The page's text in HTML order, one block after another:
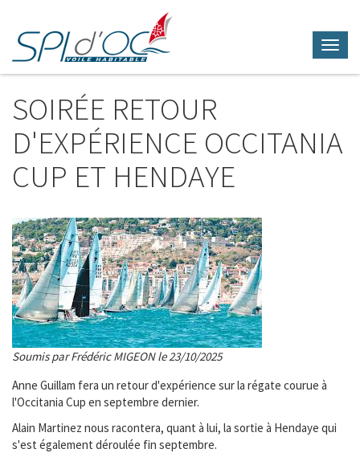
Aller
contenu
SOIRÉE RETOUR
D'EXPÉRIENCE OCCITANIA
CUP ET HENDAYE
Soumis par Frédéric MIGEON le 23/10/2025
Anne Guillam fera un retour d'expérience sur la régate courue à
l'Occitania Cup en septembre dernier.
Alain Martinez nous racontera, quant à lui, la sortie à Hendaye qui
s'est également déroulée fin septembre.